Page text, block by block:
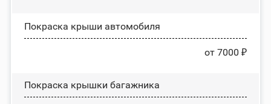
Покраска крыши автомобиля
от 7000 ₽
Покраска крышки багажника